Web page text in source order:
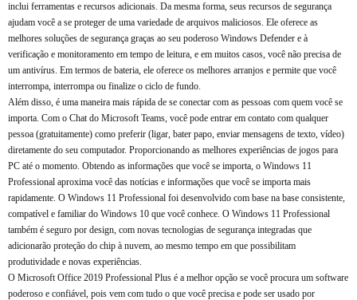
inclui ferramentas e recursos adicionais. Da mesma forma, seus recursos de segurança
ajudam você a se proteger de uma variedade de arquivos maliciosos. Ele oferece as
melhores soluções de segurança graças ao seu poderoso Windows Defender e à
verificação e monitoramento em tempo de leitura, e em muitos casos, você não precisa de
um antivírus. Em termos de bateria, ele oferece os melhores arranjos e permite que você
interrompa, interrompa ou finalize o ciclo de fundo.
Além disso, é uma maneira mais rápida de se conectar com as pessoas com quem você se
importa. Com o Chat do Microsoft Teams, você pode entrar em contato com qualquer
pessoa (gratuitamente) como preferir (ligar, bater papo, enviar mensagens de texto, vídeo)
diretamente do seu computador. Proporcionando as melhores experiências de jogos para
PC até o momento. Obtendo as informações que você se importa, o Windows 11
Professional aproxima você das notícias e informações que você se importa mais
rapidamente. O Windows 11 Professional foi desenvolvido com base na base consistente,
compatível e familiar do Windows 10 que você conhece. O Windows 11 Professional
também é seguro por design, com novas tecnologias de segurança integradas que
adicionarão proteção do chip à nuvem, ao mesmo tempo em que possibilitam
produtividade e novas experiências.
O Microsoft Office 2019 Professional Plus é a melhor opção se você procura um software
poderoso e confiável, pois vem com tudo o que você precisa e pode ser usado por